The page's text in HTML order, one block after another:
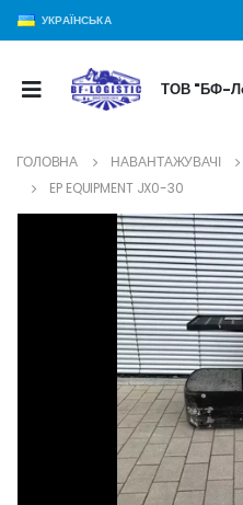
УКРАЇНСЬКА
ТОВ "БФ-
ГОЛОВНА НАВАНТАЖУВАЧІ
EP EQUIPMENT JX0-30